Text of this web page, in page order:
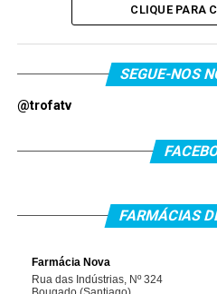
CLIQUE PARA
SEGUE-NOS
@trofatv
FARMÁCIAS